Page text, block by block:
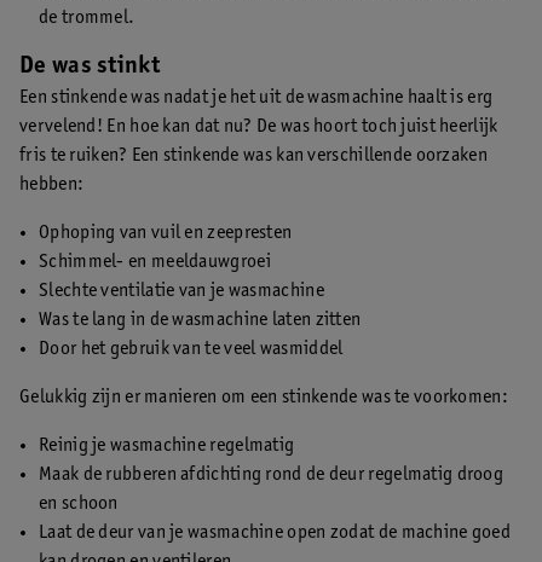
de trommel.
De was stinkt
Een stinkende was nadat je het uit de wasmachine haalt is erg
vervelend! En hoe kan dat nu? De was hoort toch juist heerlijk
fris te ruiken? Een stinkende was kan verschillende oorzaken
hebben:
Ophoping van vuil en zeepresten
Schimmel- en meeldauwgroei
Slechte ventilatie van je wasmachine
Was te lang in de wasmachine laten zitten
Door het gebruik van te veel wasmiddel
Gelukkig zijn er manieren om een stinkende was te voorkomen:
Reinig je wasmachine regelmatig
Maak de rubberen afdichting rond de deur regelmatig droog
en schoon
Laat de deur van je wasmachine open zodat de machine goed